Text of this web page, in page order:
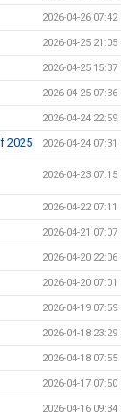
2026-04-26 07:42
2026-04-25 21:05
2026-04-25 15:37
2026-04-25 07:36
2026-04-24 22:59
2025 2026-04-24 07:31
2026-04-23 07:15
2026-04-22 07:11
2026-04-21 07:07
2026-04-20 22:06
2026-04-20 07:01
2026-04-19 07:59
2026-04-18 23:29
2026-04-18 07:55
2026-04-17 07:50
2026-04-16 09:34